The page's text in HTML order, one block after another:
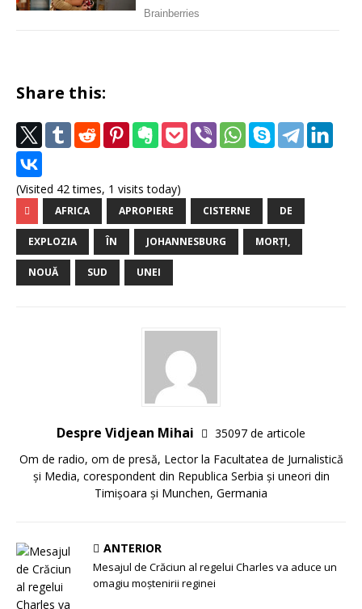
Share this:
(Visited 42 times, 1 visits today)
AFRICA APROPIERE CISTERNE DE
EXPLOZIA ÎN JOHANNESBURG MORȚI,
NOUĂ SUD UNEI
Despre Vidjean Mihai
35097 de articole
Om de radio, om de presă, Lector la Facultatea de Jurnalistică
și Media, corespondent din Republica Serbia și uneori din
Timișoara și Munchen, Germania
ANTERIOR
Mesajul de Crăciun al regelui Charles va aduce un
omagiu moștenirii reginei